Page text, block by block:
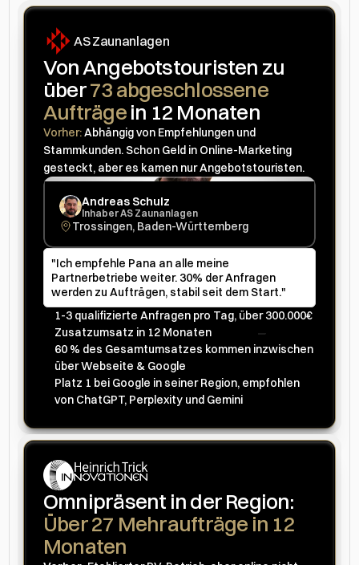
AS Zaunanlagen
Von Angebotstouristen zu
über 73 abgeschlossene
Aufträge in 12 Monaten
Vorher: Abhängig von Empfehlungen und
Stammkunden. Schon Geld in Online-Marketing
gesteckt, aber es kamen nur Angebotstouristen.
Andreas Schulz
Inhaber AS Zaunanlagen
Trossingen, Baden-Württemberg
1-3 qualifizierte Anfragen pro Tag, über 300.000€
Zusatzumsatz in 12 Monaten
60 % des Gesamtumsatzes kommen inzwischen
über Webseite & Google
Platz 1 bei Google in seiner Region, empfohlen
von ChatGPT, Perplexity und Gemini
"Ich empfehle Pana an alle meine
Partnerbetriebe weiter. 30% der Anfragen
werden zu Aufträgen, stabil seit dem Start."
Omnipräsent in der Region:
Über 27 Mehraufträge in 12
Monaten